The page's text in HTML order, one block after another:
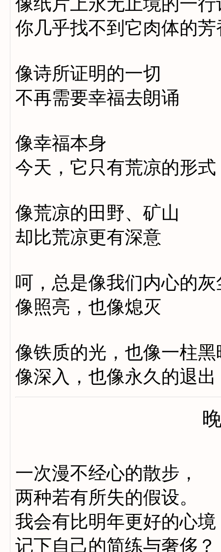
你几乎找不到它肉体的芳
像诗所证明的一切
不再需要幸福去朗诵
像幸福本身
今天，它只有荒凉的形式
像荒凉的田野、矿山
却比荒凉更有深意
呵，总是像我们内心的灰
像照亮，也像熄灭
像铁质的光，也像一柱黑
像深入，也像永久的退出
一次漫不经心的散步，
两种若有所失的假设。
我会有比明年更好的心境
记下自己的简练与奢侈？